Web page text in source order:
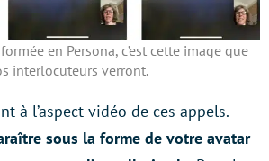
en Persona, c’est cette image que
interlocuteurs verront.
à l’aspect vidéo de ces appels.
sous la forme de votre avatar